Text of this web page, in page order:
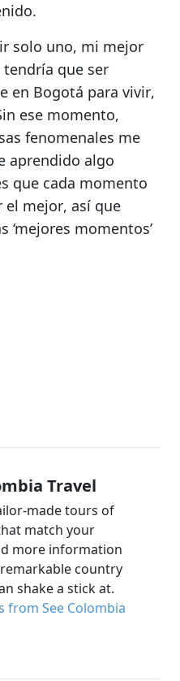
solo uno, mi mejor
que ser
en Bogotá para vivir,
ese momento,
fenomenales me
aprendido algo
que cada momento
el mejor, así que
‘mejores momentos’
Travel
made tours of
match your
more information
country
shake a stick at.
from See Colombia